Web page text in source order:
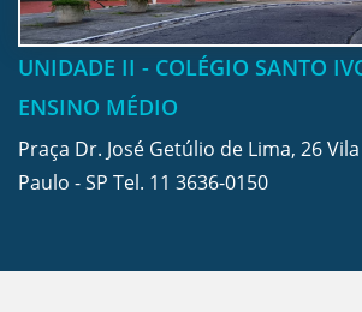
UNIDADE II - COLÉGIO SANTO
ENSINO MÉDIO
Praça Dr. José Getúlio de Lima, 26
Paulo - SP Tel. 11 3636-0150